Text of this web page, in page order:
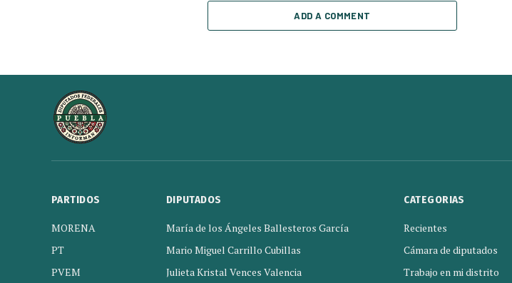
ADD A COMMENT
PARTIDOS
MORENA
PT
PVEM
DIPUTADOS
María de los Ángeles Ballesteros García
Mario Miguel Carrillo Cubillas
Julieta Kristal Vences Valencia
CATEGORIAS
Recientes
Cámara de diputados
Trabajo en mi distrito